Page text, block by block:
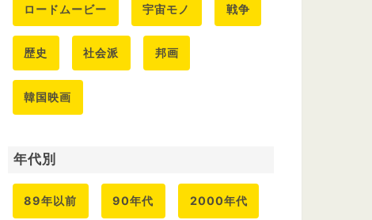
ロードムービー 宇宙モノ 戦争
歴史 社会派 邦画
韓国映画
年代別
89年以前 90年代 2000年代